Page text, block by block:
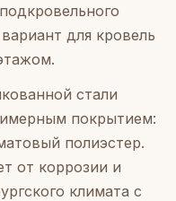
для кровель
стали
покрытием:
полиэстер.
от коррозии и
климата с